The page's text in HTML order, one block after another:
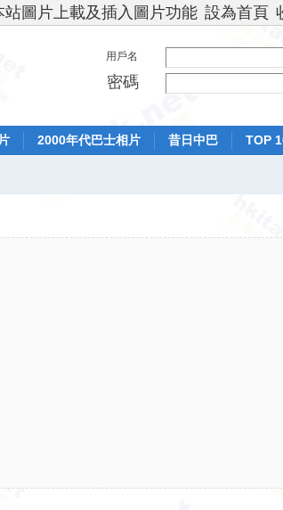
站圖片上載及插入圖片功能 設為首頁
用戶名
密碼
2000年代巴士相片 昔日中巴 TOP